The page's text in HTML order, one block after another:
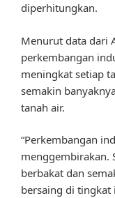
diperhitungkan.
Menurut data dari
perkembangan
meningkat setiap
semakin
tanah air.
“Perkembangan
menggembirakan.
berbakat dan
bersaing di tingkat